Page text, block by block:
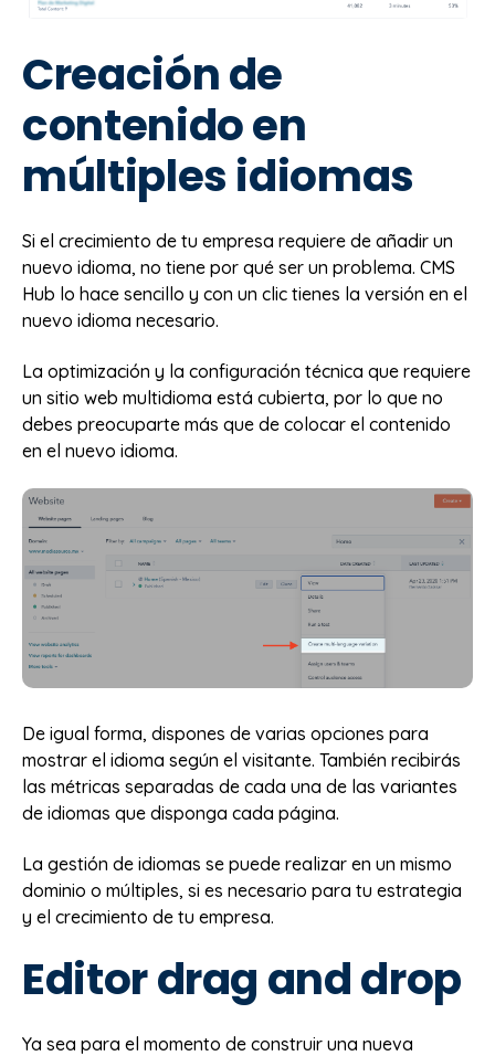
Creación de
contenido en
múltiples idiomas
Si el crecimiento de tu empresa requiere de añadir un
nuevo idioma, no tiene por qué ser un problema. CMS
Hub lo hace sencillo y con un clic tienes la versión en el
nuevo idioma necesario.
La optimización y la configuración técnica que requiere
un sitio web multidioma está cubierta, por lo que no
debes preocuparte más que de colocar el contenido
en el nuevo idioma.
De igual forma, dispones de varias opciones para
mostrar el idioma según el visitante. También recibirás
las métricas separadas de cada una de las variantes
de idiomas que disponga cada página.
La gestión de idiomas se puede realizar en un mismo
dominio o múltiples, si es necesario para tu estrategia
y el crecimiento de tu empresa.
Editor drag and drop
Ya sea para el momento de construir una nueva